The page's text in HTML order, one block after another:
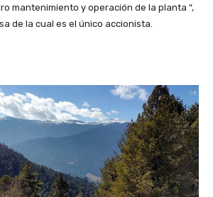
mantenimiento y operación de la planta “,
de la cual es el único accionista.